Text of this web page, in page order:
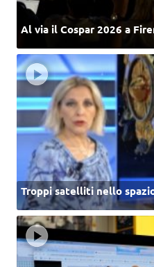
Al via il Cospar 2026 a
Troppi satelliti nello